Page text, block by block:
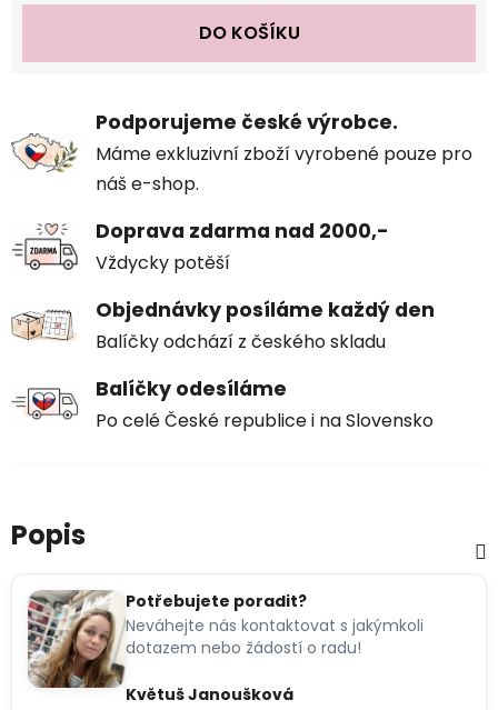
DO KOŠÍKU
Podporujeme české výrobce.
Máme exkluzivní zboží vyrobené pouze pro
náš e-shop.
Doprava zdarma nad 2000,-
Vždycky potěší
Objednávky posíláme každý den
Balíčky odchází z českého skladu
Balíčky odesíláme
Po celé České republice i na Slovensko
Popis
Potřebujete poradit?
Neváhejte nás kontaktovat s jakýmkoli
dotazem nebo žádostí o radu!
Květuš Janoušková